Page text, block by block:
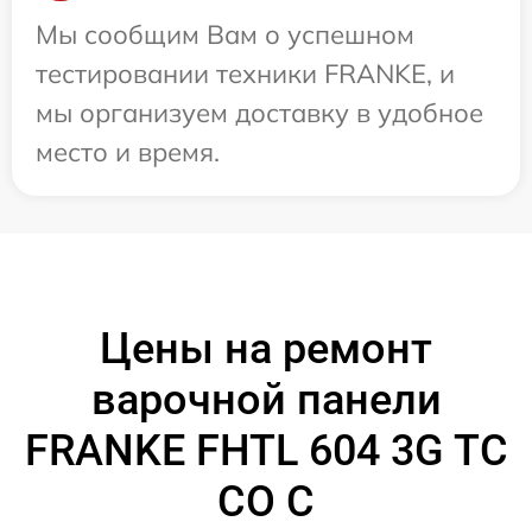
Мы сообщим Вам о успешном
тестировании техники FRANKE, и
мы организуем доставку в удобное
место и время.
Цены на ремонт
варочной панели
FRANKE FHTL 604 3G TC
CO C